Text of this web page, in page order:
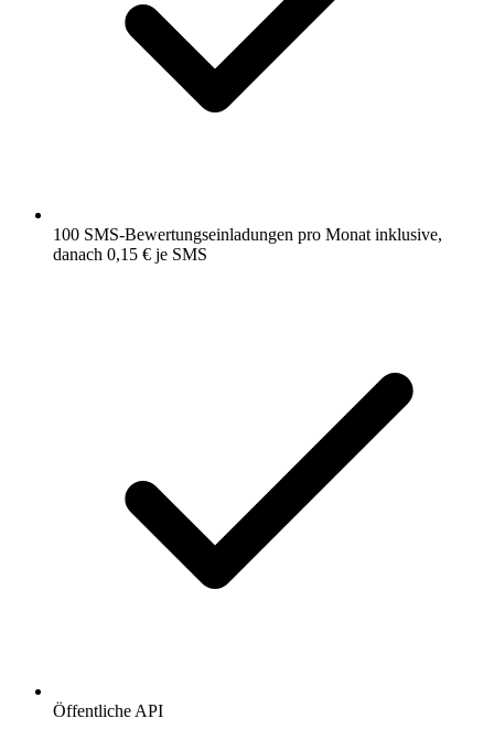
100 SMS-Bewertungseinladungen pro Monat inklusive,
danach 0,15 € je SMS
Öffentliche API